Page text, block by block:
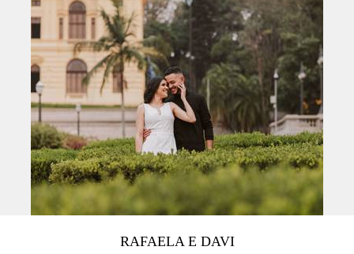
RAFAELA E DAVI